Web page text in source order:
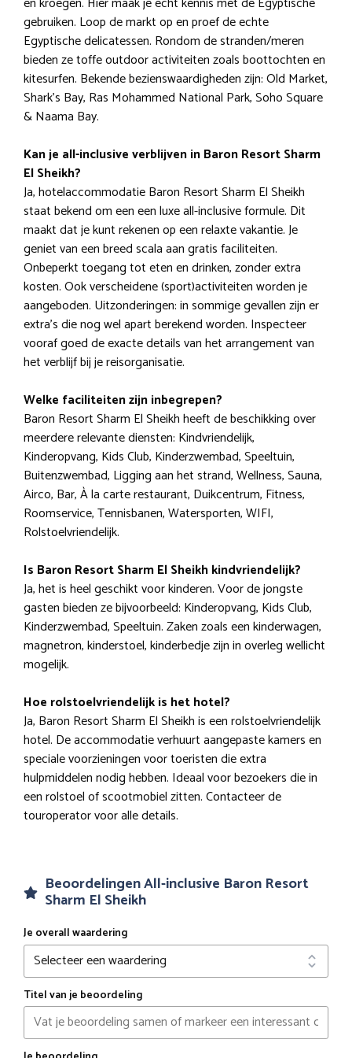
gebruiken. Loop de markt op en proef de echte
Egyptische delicatessen. Rondom de stranden/meren
bieden ze toffe outdoor activiteiten zoals boottochten en
kitesurfen. Bekende bezienswaardigheden zijn: Old Market,
Shark’s Bay, Ras Mohammed National Park, Soho Square
& Naama Bay.
Kan je all-inclusive verblijven in Baron Resort Sharm
El Sheikh?
Ja, hotelaccommodatie Baron Resort Sharm El Sheikh
staat bekend om een een luxe all-inclusive formule. Dit
maakt dat je kunt rekenen op een relaxte vakantie. Je
geniet van een breed scala aan gratis faciliteiten.
Onbeperkt toegang tot eten en drinken, zonder extra
kosten. Ook verscheidene (sport)activiteiten worden je
aangeboden. Uitzonderingen: in sommige gevallen zijn er
extra’s die nog wel apart berekend worden. Inspecteer
vooraf goed de exacte details van het arrangement van
het verblijf bij je reisorganisatie.
Welke faciliteiten zijn inbegrepen?
Baron Resort Sharm El Sheikh heeft de beschikking over
meerdere relevante diensten: Kindvriendelijk,
Kinderopvang, Kids Club, Kinderzwembad, Speeltuin,
Buitenzwembad, Ligging aan het strand, Wellness, Sauna,
Airco, Bar, À la carte restaurant, Duikcentrum, Fitness,
Roomservice, Tennisbanen, Watersporten, WIFI,
Rolstoelvriendelijk.
Is Baron Resort Sharm El Sheikh kindvriendelijk?
Ja, het is heel geschikt voor kinderen. Voor de jongste
gasten bieden ze bijvoorbeeld: Kinderopvang, Kids Club,
Kinderzwembad, Speeltuin. Zaken zoals een kinderwagen,
magnetron, kinderstoel, kinderbedje zijn in overleg wellicht
mogelijk.
Hoe rolstoelvriendelijk is het hotel?
Ja, Baron Resort Sharm El Sheikh is een rolstoelvriendelijk
hotel. De accommodatie verhuurt aangepaste kamers en
speciale voorzieningen voor toeristen die extra
hulpmiddelen nodig hebben. Ideaal voor bezoekers die in
een rolstoel of scootmobiel zitten. Contacteer de
touroperator voor alle details.
Beoordelingen All-inclusive Baron Resort
Sharm El Sheikh
Je overall waardering
Titel van je beoordeling